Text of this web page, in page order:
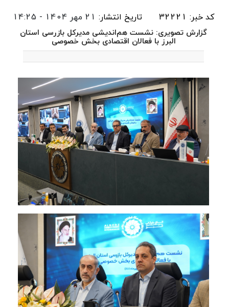
کد خبر: 32221 تاریخ انتشار: 21 مهر 1404 - 14:25
گزارش تصویری: نشست هم‌اندیشی مدیرکل بازرسی استان
البرز با فعالان اقتصادی بخش خصوصی